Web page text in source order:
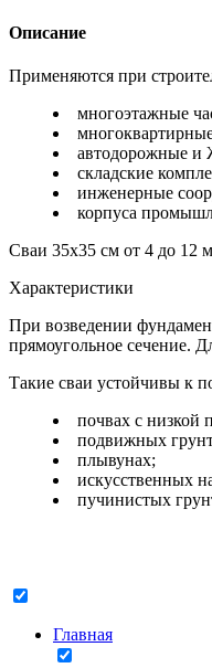
Описание
Применяются при
многоэтажные
автодорожные и
складские
инженерные
корпуса
Сваи 35х35 см от 4 до 12
Характеристики
При возведении
прямоугольное сечение.
Такие сваи устойчивы к
почвах с низкой
подвижных
плывунах;
искусственных
пучинистых
Главная